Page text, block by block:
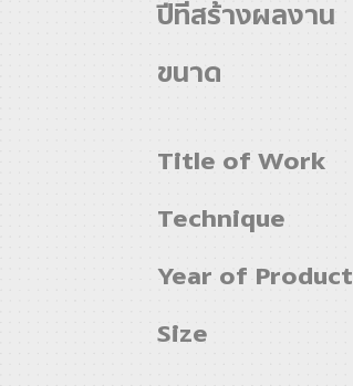
ปีที่สร้างผลงาน
ขนาด
Title of Work
Technique
Year of Product
Size